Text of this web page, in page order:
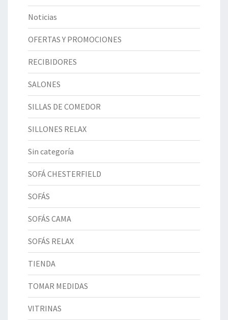
Noticias
OFERTAS Y PROMOCIONES
RECIBIDORES
SALONES
SILLAS DE COMEDOR
SILLONES RELAX
Sin categoría
SOFÁ CHESTERFIELD
SOFÁS
SOFÁS CAMA
SOFÁS RELAX
TIENDA
TOMAR MEDIDAS
VITRINAS